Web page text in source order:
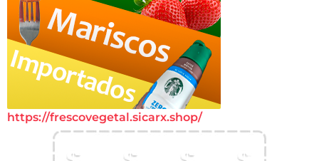
https://frescovegetal.sicarx.shop/